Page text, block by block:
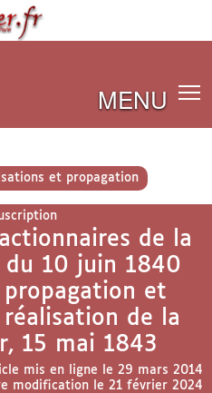
MENU
et propagation
de la
du 10 juin 1840
et
de la
15 mai 1843
mis en ligne le 29 mars 2014
modification le 21 février 2024